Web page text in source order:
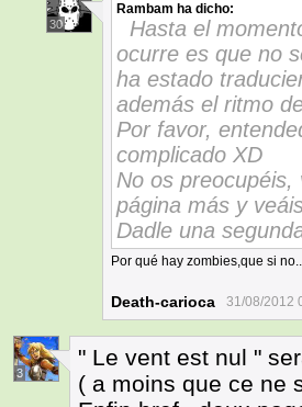
30
Rambam ha dicho:
Hasta el
ocurre es que no
ha estado
además el ritmo
Por favor,
complicado XD
No os
página más y
Dadle una
Por qué hay zombies,que si
Death-carioca 31/08/2012
3
" Le vent est nul "
( a moins que ce ne